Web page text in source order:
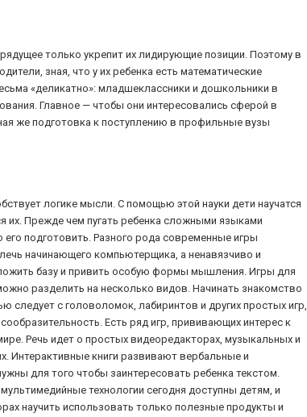
только укрепит их лидирующие позиции. Поэтому в
зная, что у их ребенка есть математические
«деликатно»: младшеклассники и дошкольники в
Главное — чтобы они интересовались сферой в
же подготовка к поступлению в профильные вузы
логике мысли. С помощью этой науки дети научатся
их. Прежде чем пугать ребенка сложными языками
подготовить. Разного рода современные игры
начинающего компьютерщика, а ненавязчиво и
базу и привить особую формы мышления. Игры для
разделить на несколько видов. Начинать знакомство
следует с головоломок, лабиринтов и других простых игр,
Есть ряд игр, прививающих интерес к
Речь идет о простых видеоредакторах, музыкальных и
Интерактивные книги развивают вербальные и
для того чтобы заинтересовать ребенка текстом.
технологии сегодня доступны детям, и
научить использовать только полезные продукты и